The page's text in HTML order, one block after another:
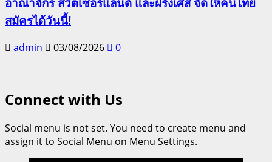
สมัครได้วันนี้!
admin 03/08/2026 0
Connect with Us
Social menu is not set. You need to create menu and
assign it to Social Menu on Menu Settings.